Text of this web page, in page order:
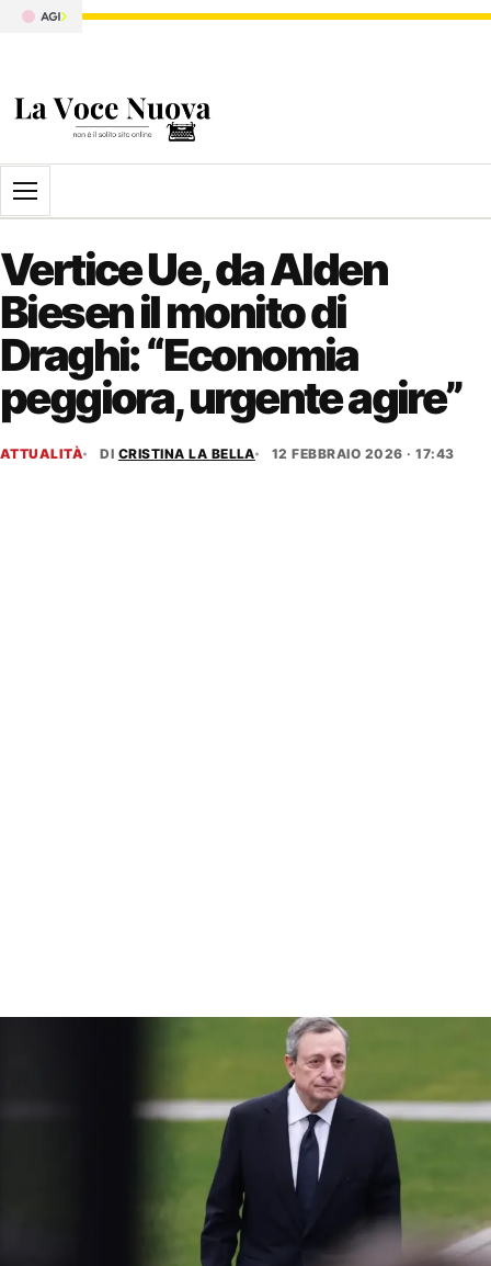
Apri il menu
Vertice Ue, da Alden
Biesen il monito di
Draghi: “Economia
peggiora, urgente agire”
ATTUALITÀ DI CRISTINA LA BELLA 12 FEBBRAIO 2026 · 17:43